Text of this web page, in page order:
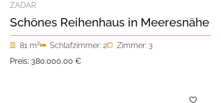
ZADAR
Schönes Reihenhaus in Meeresnähe
81 m2 Schlafzimmer: 2
Zimmer: 3
Preis: 380.000,00 €